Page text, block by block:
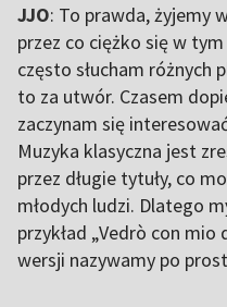
JJO: To prawda, żyjemy
przez co ciężko się w
często słucham różnych
to za utwór. Czasem
zaczynam się
Muzyka klasyczna jest
przez długie tytuły, co
młodych ludzi. Dlatego
przykład „Vedrò con
wersji nazywamy po